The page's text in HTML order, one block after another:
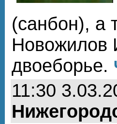
(санбон), а
Новожилов
двоеборье.
11:30